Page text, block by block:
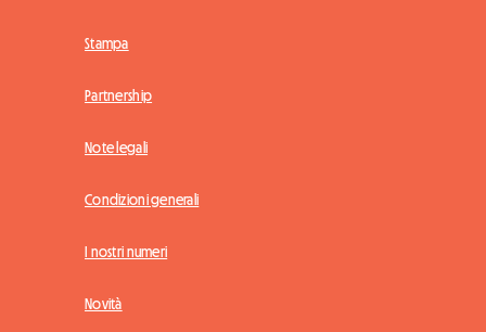
Stampa
Partnership
Note legali
Condizioni generali
I nostri numeri
Novità